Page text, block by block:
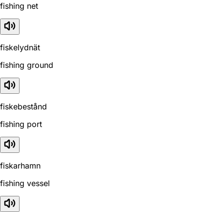
fishing net
fiskelydnät
fishing ground
fiskebestånd
fishing port
fiskarhamn
fishing vessel